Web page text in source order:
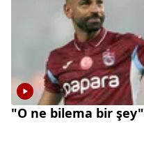
"O ne bilema bir şey"